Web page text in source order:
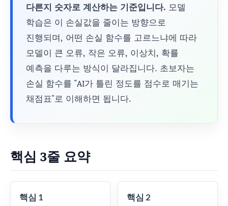
다른지 숫자로 계산하는 기준입니다. 모델
학습은 이 손실값을 줄이는 방향으로
진행되며, 어떤 손실 함수를 고르느냐에 따라
모델이 큰 오류, 작은 오류, 이상치, 확률
예측을 다루는 방식이 달라집니다. 초보자는
손실 함수를 "AI가 틀린 정도를 점수로 매기는
채점표"로 이해하면 됩니다.
핵심 3줄 요약
핵심 1
핵심 2